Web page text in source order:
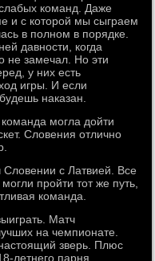
команд. Даже
и с которой мы сыграем
в полном в порядке.
давности, когда
не замечал. Но эти
у них есть
игры. И если
наказан.
могла дойти
Словения отлично
с Латвией. Все
пройти тот же путь,
команда.
Матч
на чемпионате.
зверь. Плюс
летнего парня.